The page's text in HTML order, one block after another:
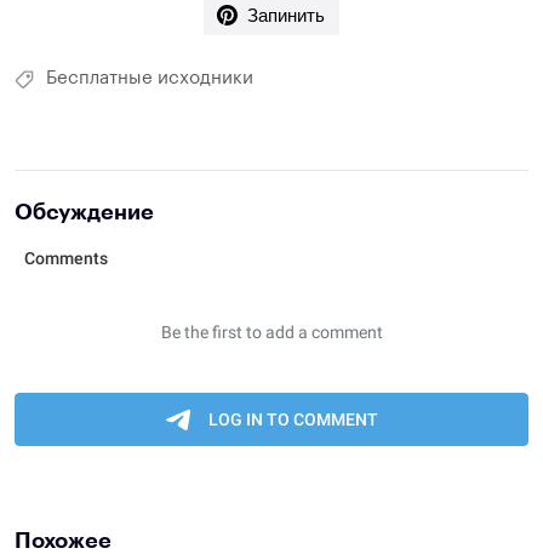
Запинить
Бесплатные исходники
Обсуждение
Похожее